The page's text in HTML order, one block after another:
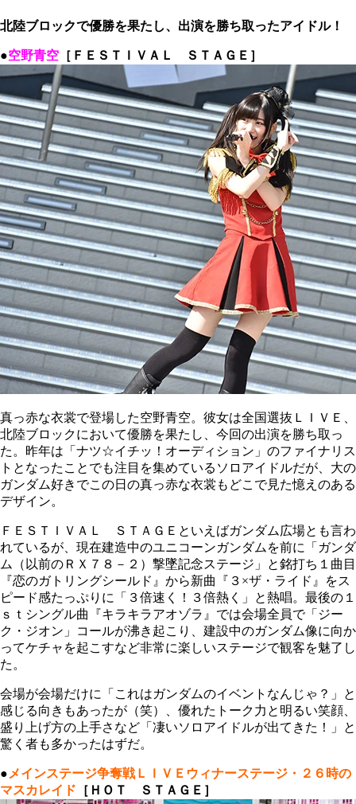
北陸ブロックで優勝を果たし、出演を勝ち取ったアイドル！
●空野青空 ［ＦＥＳＴＩＶＡＬ ＳＴＡＧＥ］
真っ赤な衣裳で登場した空野青空。彼女は全国選抜ＬＩＶＥ、
北陸ブロックにおいて優勝を果たし、今回の出演を勝ち取っ
た。昨年は「ナツ☆イチッ！オーディション」のファイナリス
トとなったことでも注目を集めているソロアイドルだが、大の
ガンダム好きでこの日の真っ赤な衣裳もどこで見た憶えのある
デザイン。
ＦＥＳＴＩＶＡＬ ＳＴＡＧＥといえばガンダム広場とも言わ
れているが、現在建造中のユニコーンガンダムを前に「ガンダ
ム（以前のＲＸ７８－２）撃墜記念ステージ」と銘打ち１曲目
『恋のガトリングシールド』から新曲『３×ザ・ライド』をス
ピード感たっぷりに「３倍速く！３倍熱く」と熱唱。最後の１
ｓｔシングル曲『キラキラアオゾラ』では会場全員で「ジー
ク・ジオン」コールが沸き起こり、建設中のガンダム像に向か
ってケチャを起こすなど非常に楽しいステージで観客を魅了し
た。
会場が会場だけに「これはガンダムのイベントなんじゃ？」と
感じる向きもあったが（笑）、優れたトーク力と明るい笑顔、
盛り上げ方の上手さなど「凄いソロアイドルが出てきた！」と
驚く者も多かったはずだ。
● メインステージ争奪戦ＬＩＶＥウィナーステージ・２６時の
マスカレイド ［ＨＯＴ ＳＴＡＧＥ］